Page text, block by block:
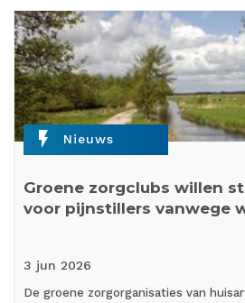
flash_on Nieuws
Groene zorgclubs willen
voor pijnstillers vanwege
3 jun 2026
De groene zorgorganisaties van